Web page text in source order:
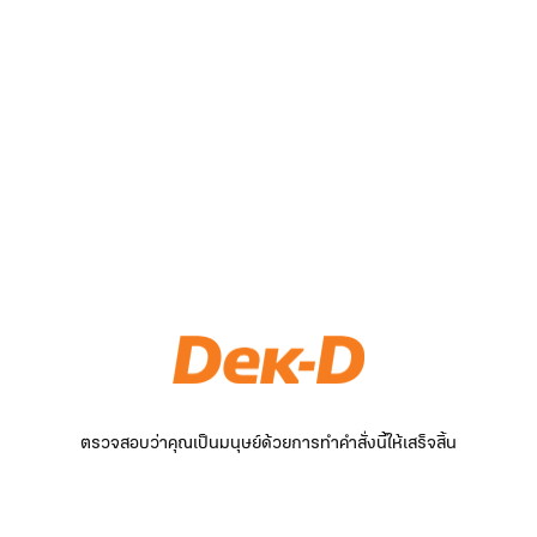
ตรวจสอบว่าคุณเป็นมนุษย์ด้วยการทำคำสั่งนี้ให้เสร็จสิ้น